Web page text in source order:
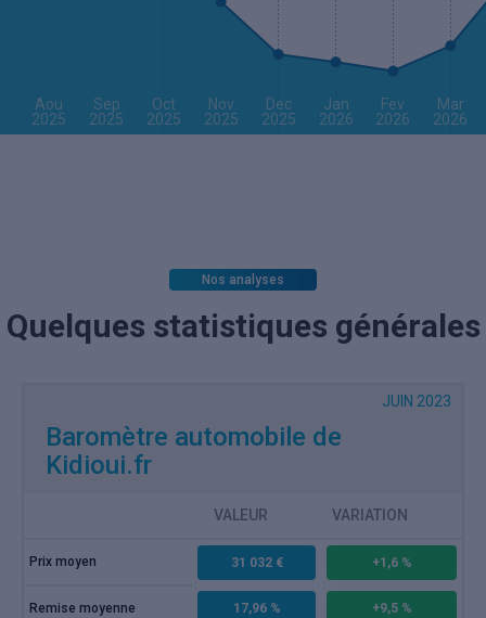
Aou
2025
Sep
2025
Oct
2025
Nov
2025
Dec
2025
Jan
2026
Fev
2026
Mar
2026
Nos analyses
Quelques statistiques générales
Baromètre automobile de
Kidioui.fr
JUIN 2023
VALEUR VARIATION
Prix moyen 31 032 € +1,6 %
Remise moyenne 17,96 % +9,5 %